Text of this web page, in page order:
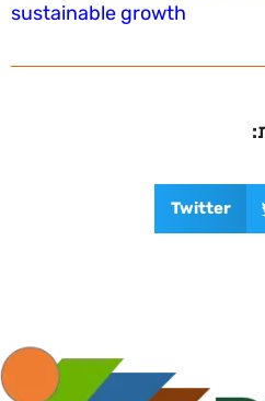
sustainable growth
Twitter